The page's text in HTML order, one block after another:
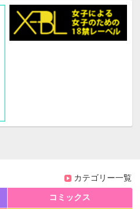
カテゴリー一覧
コミックス